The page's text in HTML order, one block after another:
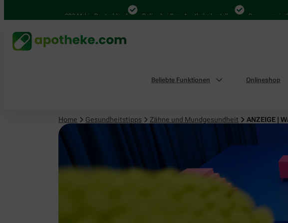
4.000 Mal in Deutschland Online bei Ihrer Apotheke bestellen Bequem zwischen
Beliebte Funktionen Onlineshop
Home Gesundheitstipps Zähne und Mundgesundheit ANZEIGE |